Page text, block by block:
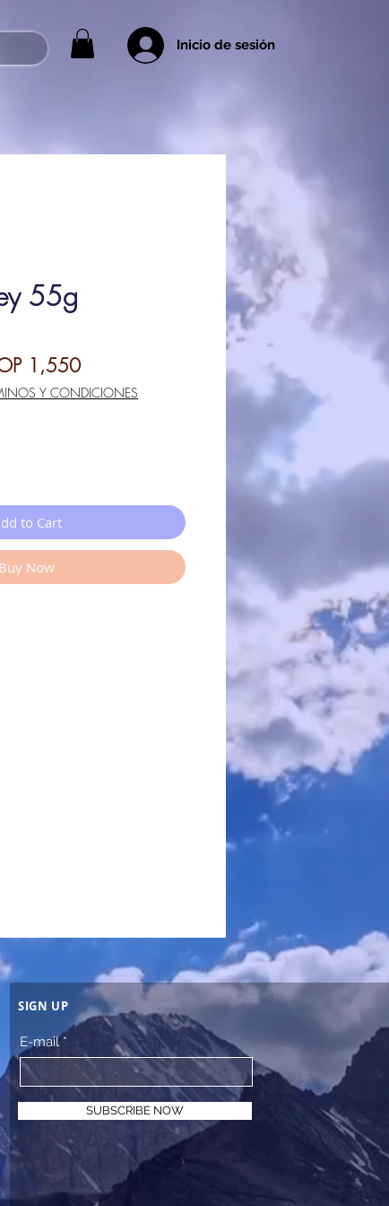
Inicio de sesión
55g
1,550Sale
Price
Y CONDICIONES
to Cart
Buy Now
SIGN UP
E-mail
SUBSCRIBE NOW